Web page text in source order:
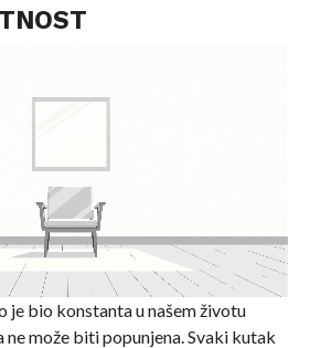
je bio konstanta u našem životu
može biti popunjena. Svaki kutak